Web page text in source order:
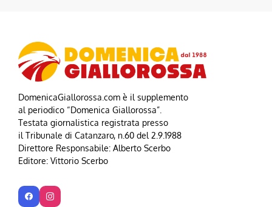
DomenicaGiallorossa.com è il supplemento
al periodico “Domenica Giallorossa”.
Testata giornalistica registrata presso
il Tribunale di Catanzaro, n.60 del 2.9.1988
Direttore Responsabile: Alberto Scerbo
Editore: Vittorio Scerbo